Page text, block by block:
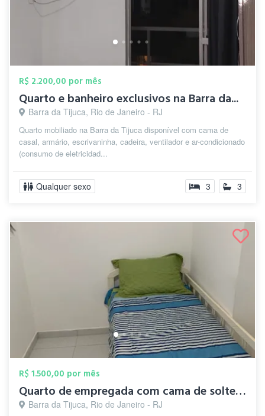
R$ 2.200,00 por mês
Quarto e banheiro exclusivos na Barra da...
Barra da Tijuca, Rio de Janeiro - RJ
Quarto mobiliado na Barra da Tijuca disponível com cama de
casal, armário, escrivaninha, cadeira, ventilador e ar-condicionado
(consumo de eletricidad...
Qualquer sexo 3 3
R$ 1.500,00 por mês
Quarto de empregada com cama de solteiro...
Barra da Tijuca, Rio de Janeiro - RJ